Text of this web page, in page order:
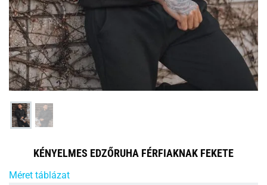
KÉNYELMES EDZŐRUHA FÉRFIAKNAK FEKETE
Méret táblázat